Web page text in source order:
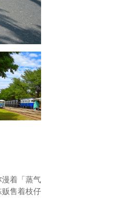
湖
糖
厂
建
于
1919
期，
着「蒸气
售着枝仔